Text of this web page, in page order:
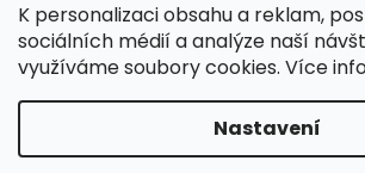
K personalizaci obsahu a reklam,
sociálních médií a analýze naší
využíváme soubory cookies. Více
Nastavení
Vytvořil Shoptet